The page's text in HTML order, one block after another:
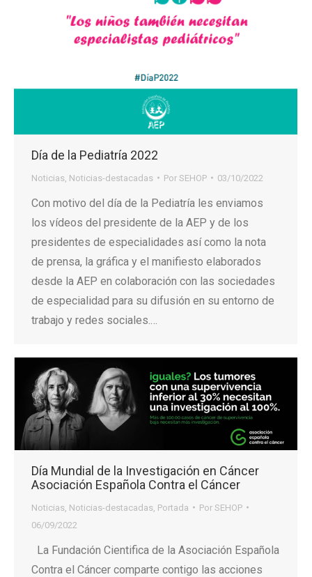
Día de la Pediatría 2022
Noticias Noticias-destacadas Por SEHOP 03/10/2022
Con motivo del día de la Pediatría les enviamos
los vídeos del presidente de la AEP y de los
presidentes de especialidades así como la nota
de prensa, la gráfica y el manifiesto elaborados
desde la AEP en colaboración con las sociedades
de especialidad para su difusión en su entorno de
trabajo y redes sociales.…
Día Mundial de la Investigación en Cáncer
Asociación Española Contra el Cáncer
Noticias Noticias-destacadas Portada Por SEHOP
06/09/2022
La Fundación Cientifica de la Asociación Española
Contra el Cáncer comparte contigo las acciones